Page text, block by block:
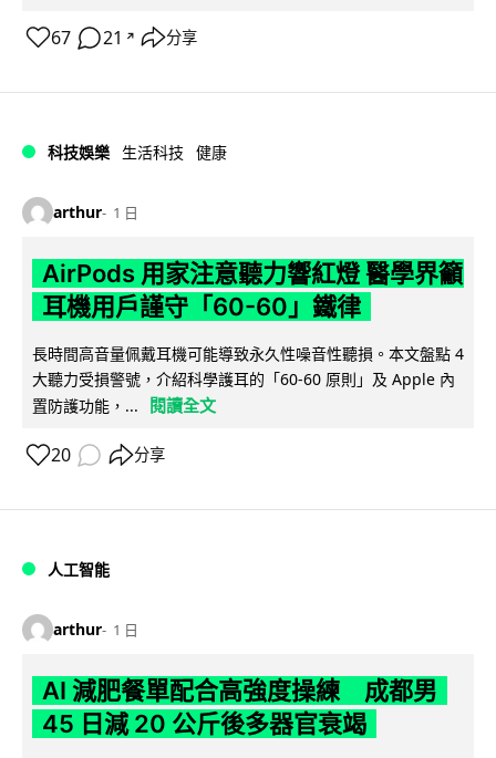
67 21 ↗ 分享
科技娛樂 生活科技 健康
arthur 1 日
AirPods 用家注意聽力響紅燈 醫學界籲
耳機用戶謹守「60-60」鐵律
長時間高音量佩戴耳機可能導致永久性噪音性聽損。本文盤點 4
大聽力受損警號，介紹科學護耳的「60-60 原則」及 Apple 內
置防護功能，...
閱讀全文
20 分享
人工智能
arthur 1 日
AI 減肥餐單配合高強度操練 成都男
45 日減 20 公斤後多器官衰竭